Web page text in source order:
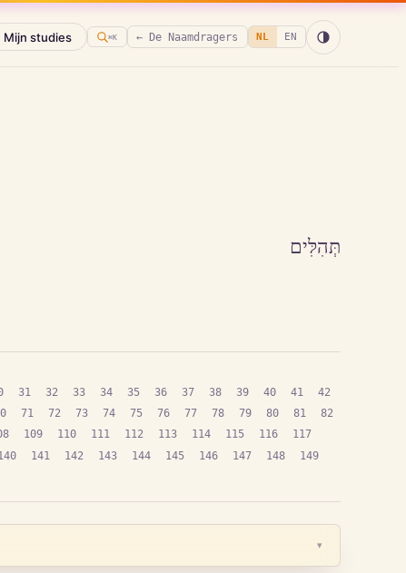
Mijn studies ⌘K ← De Naamdragers NL EN
תְּהִלִּים
31 32 33 34 35 36 37 38 39 40 41
42
71 72 73 74 75 76 77 78 79 80 81
82
109 110 111 112 113 114 115 116
117
141 142 143 144 145 146 147 148
149
▾